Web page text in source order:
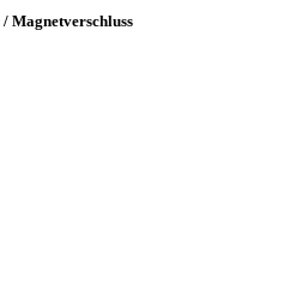
Magnetverschluss